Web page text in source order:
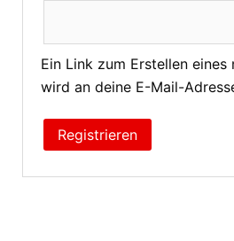
Ein Link zum Erstellen eines
wird an deine E-Mail-
Registrieren